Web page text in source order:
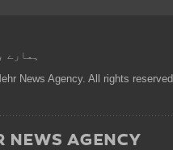
ہمارے
News Agency. All rights reserved